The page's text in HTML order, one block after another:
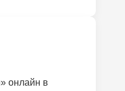
онлайн в